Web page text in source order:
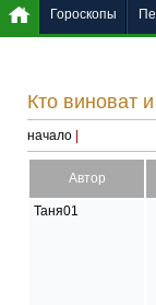
Кто виноват
начало
Автор
Таня01
Гороскопы